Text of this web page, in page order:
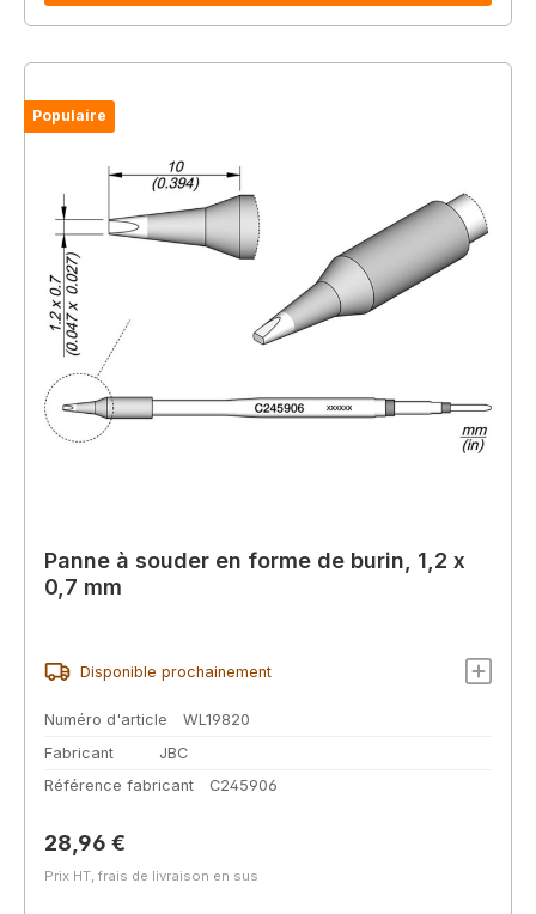
Populaire
Panne à souder en forme de burin, 1,2 x
0,7 mm
Disponible prochainement
Numéro d'article
WL19820
Fabricant
JBC
Référence fabricant
C245906
Prix régulier :
28,96 €
Prix HT, frais de livraison en sus